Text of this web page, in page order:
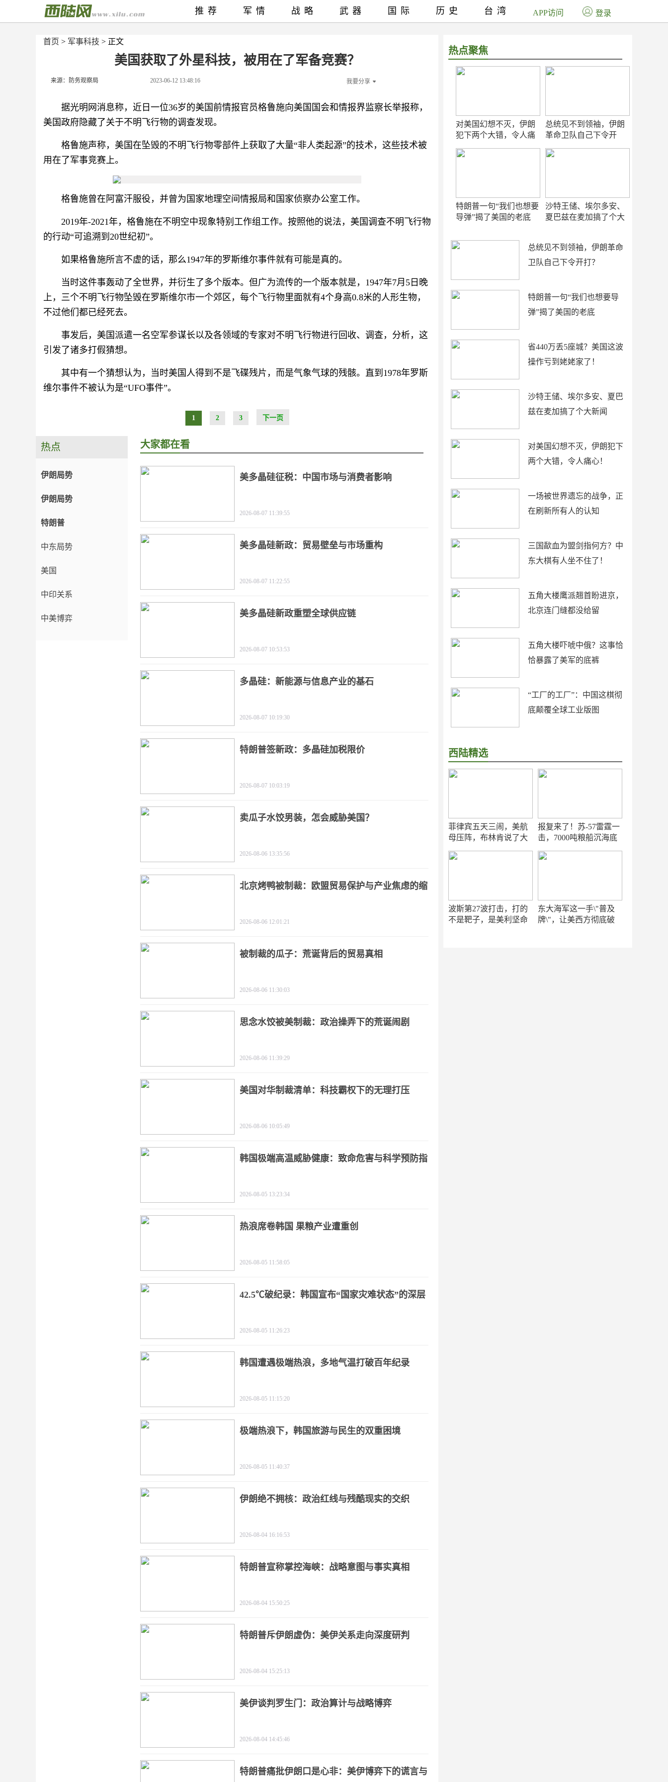
首页 > 军事科技 > 正文
美国获取了外星科技，被用在了军备竞赛？
来源：防务观察局 2023-06-12 13:48:16 我要分享
据光明网消息称，近日一位36岁的美国前情报官员格鲁施向美国国会和情报界监察长举报称，
美国政府隐藏了关于不明飞行物的调查发现。
格鲁施声称，美国在坠毁的不明飞行物零部件上获取了大量“非人类起源”的技术，这些技术被
用在了军事竞赛上。
格鲁施曾在阿富汗服役，并曾为国家地理空间情报局和国家侦察办公室工作。
2019年-2021年，格鲁施在不明空中现象特别工作组工作。按照他的说法，美国调查不明飞行物
的行动“可追溯到20世纪初”。
如果格鲁施所言不虚的话，那么1947年的罗斯维尔事件就有可能是真的。
当时这件事轰动了全世界，并衍生了多个版本。但广为流传的一个版本就是，1947年7月5日晚
上，三个不明飞行物坠毁在罗斯维尔市一个郊区，每个飞行物里面就有4个身高0.8米的人形生物，
不过他们都已经死去。
事发后，美国派遣一名空军参谋长以及各领域的专家对不明飞行物进行回收、调查，分析，这
引发了诸多打假猜想。
其中有一个猜想认为，当时美国人得到不是飞碟残片，而是气象气球的残骸。直到1978年罗斯
维尔事件不被认为是“UFO事件”。
1 2 3 下一页
热点聚焦
对美国幻想不灭，伊朗
犯下两个大错，令人痛
总统见不到领袖，伊朗
革命卫队自己下令开
特朗普一句“我们也想要
导弹”揭了美国的老底
沙特王储、埃尔多安、
夏巴兹在麦加搞了个大
总统见不到领袖，伊朗革命
卫队自己下令开打？
特朗普一句“我们也想要导
弹”揭了美国的老底
省440万丢5座城？美国这波
操作亏到姥姥家了！
沙特王储、埃尔多安、夏巴
兹在麦加搞了个大新闻
对美国幻想不灭，伊朗犯下
两个大错，令人痛心！
一场被世界遗忘的战争，正
在刷新所有人的认知
三国歃血为盟剑指何方？中
东大棋有人坐不住了！
五角大楼鹰派翘首盼进京，
北京连门缝都没给留
五角大楼吓唬中俄？这事恰
恰暴露了美军的底裤
“工厂的工厂”：中国这棋彻
底颠覆全球工业版图
西陆精选
菲律宾五天三闹，美航
母压阵，布林肯说了大
报复来了！苏-57雷霆一
击，7000吨粮船沉海底
波斯第27波打击，打的
不是靶子，是美利坚命
东大海军这一手\"普及
牌\"，让美西方彻底破
推荐 军情 战略 武器 国际 历史 台湾 APP访问 登录
热点
伊朗局势
伊朗局势
特朗普
中东局势
美国
中印关系
中美博弈
大家都在看
美多晶硅征税：中国市场与消费者影响
2026-08-07 11:39:55
美多晶硅新政：贸易壁垒与市场重构
2026-08-07 11:22:55
美多晶硅新政重塑全球供应链
2026-08-07 10:53:53
多晶硅：新能源与信息产业的基石
2026-08-07 10:19:30
特朗普签新政：多晶硅加税限价
2026-08-07 10:03:19
卖瓜子水饺男装，怎会威胁美国？
2026-08-06 13:35:56
北京烤鸭被制裁：欧盟贸易保护与产业焦虑的缩
2026-08-06 12:01:21
被制裁的瓜子：荒诞背后的贸易真相
2026-08-06 11:30:03
思念水饺被美制裁：政治操弄下的荒诞闹剧
2026-08-06 11:39:29
美国对华制裁清单：科技霸权下的无理打压
2026-08-06 10:05:49
韩国极端高温威胁健康：致命危害与科学预防指
2026-08-05 13:23:34
热浪席卷韩国 果粮产业遭重创
2026-08-05 11:58:05
42.5℃破纪录：韩国宣布“国家灾难状态”的深层
2026-08-05 11:26:23
韩国遭遇极端热浪，多地气温打破百年纪录
2026-08-05 11:15:20
极端热浪下，韩国旅游与民生的双重困境
2026-08-05 11:40:37
伊朗绝不拥核：政治红线与残酷现实的交织
2026-08-04 16:16:53
特朗普宣称掌控海峡：战略意图与事实真相
2026-08-04 15:50:25
特朗普斥伊朗虚伪：美伊关系走向深度研判
2026-08-04 15:25:13
美伊谈判罗生门：政治算计与战略博弈
2026-08-04 14:45:46
特朗普痛批伊朗口是心非：美伊博弈下的谎言与